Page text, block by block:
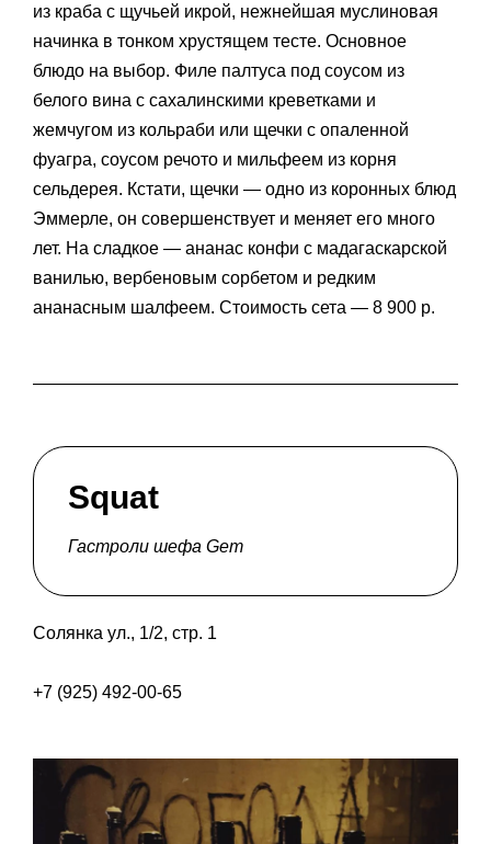
из краба с щучьей икрой, нежнейшая муслиновая
начинка в тонком хрустящем тесте. Основное
блюдо на выбор. Филе палтуса под соусом из
белого вина с сахалинскими креветками и
жемчугом из кольраби или щечки с опаленной
фуагра, соусом речото и мильфеем из корня
сельдерея. Кстати, щечки — одно из коронных блюд
Эммерле, он совершенствует и меняет его много
лет. На сладкое — ананас конфи с мадагаскарской
ванилью, вербеновым сорбетом и редким
ананасным шалфеем. Стоимость сета — 8 900 р.
Squat
Гастроли шефа Gem
Солянка ул., 1/2, стр. 1
+7 (925) 492-00-65